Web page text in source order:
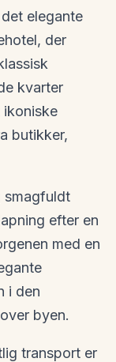
elegante
der
kvarter
ikoniske
butikker,
smagfuldt
efter en
med en
i den
byen.
transport er